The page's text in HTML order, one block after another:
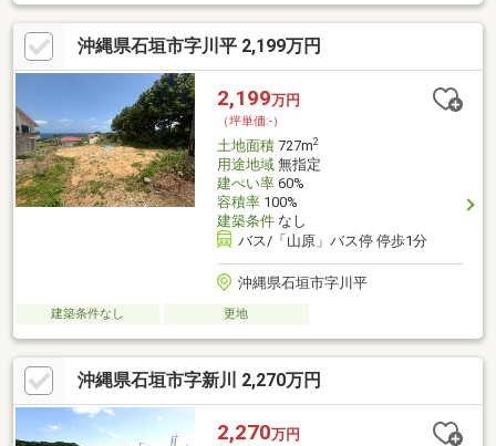
さい。
沖縄県石垣市字川平 2,199万円
2,199万円
（坪単価:-）
土地面積727m2
用途地域無指定
建ぺい率60%
容積率100%
建築条件なし
バス/「山原」バス停 停歩1分
沖縄県石垣市字川平
建築条件なし 更地
沖縄県石垣市字新川 2,270万円
2,270万円